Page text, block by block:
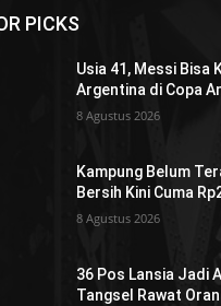
PICKS
Usia 41, Messi Bisa
Argentina di Copa
8 Agustus 2026
Kampung Belum
Bersih Kini Cuma
8 Agustus 2026
36 Pos Lansia Jadi
Tangsel Rawat